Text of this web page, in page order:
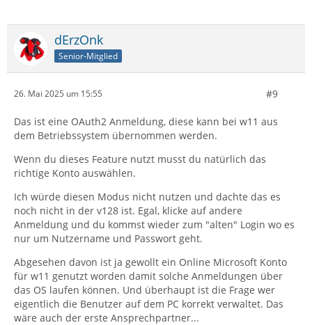
dErzOnk
Senior-Mitglied
26. Mai 2025 um 15:55 #9
Das ist eine OAuth2 Anmeldung, diese kann bei w11 aus
dem Betriebssystem übernommen werden.
Wenn du dieses Feature nutzt musst du natürlich das
richtige Konto auswählen.
Ich würde diesen Modus nicht nutzen und dachte das es
noch nicht in der v128 ist. Egal, klicke auf andere
Anmeldung und du kommst wieder zum "alten" Login wo es
nur um Nutzername und Passwort geht.
Abgesehen davon ist ja gewollt ein Online Microsoft Konto
für w11 genutzt worden damit solche Anmeldungen über
das OS laufen können. Und überhaupt ist die Frage wer
eigentlich die Benutzer auf dem PC korrekt verwaltet. Das
wäre auch der erste Ansprechpartner...